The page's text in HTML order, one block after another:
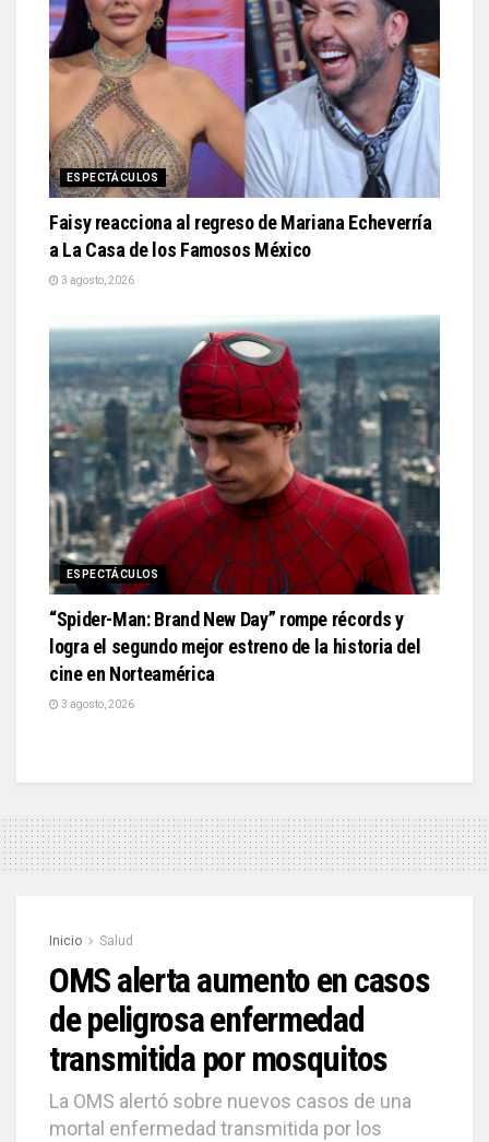
ESPECTÁCULOS
Faisy reacciona al regreso de Mariana Echeverría
a La Casa de los Famosos México
3 agosto, 2026
ESPECTÁCULOS
“Spider-Man: Brand New Day” rompe récords y
logra el segundo mejor estreno de la historia del
cine en Norteamérica
3 agosto, 2026
Inicio Salud
OMS alerta aumento en casos
de peligrosa enfermedad
transmitida por mosquitos
La OMS alertó sobre nuevos casos de una
mortal enfermedad transmitida por los